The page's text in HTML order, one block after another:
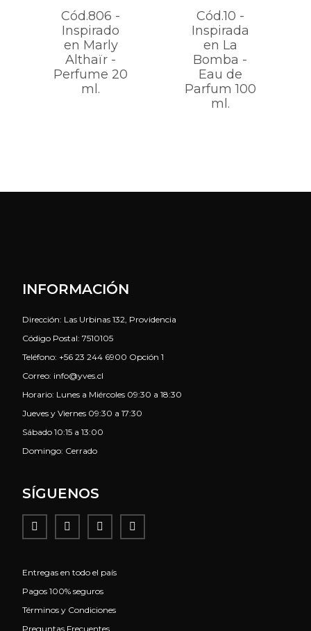
Cód.806 -
Inspirado
en Marly
Althaïr -
Perfume 20
ml.
Cód.10 -
Inspirada
en La
Bomba -
Eau de
Parfum 100
ml.
INFORMACIÓN
Dirección: Las Urbinas 132, Providencia
Código Postal: 7510105
Teléfono: +56 23 244 6900 Opción 1
Correo: info@yves.cl
Horario: Lunes a Miércoles 09:30 a 18:30
Jueves y Viernes 09:30 a 17:30
Sábado 10:15 a 13:00
Domingo: Cerrado
SÍGUENOS
Entregas en todo el país
Pagos 100% seguros
Términos y Condiciones
Preguntas Frecuentes